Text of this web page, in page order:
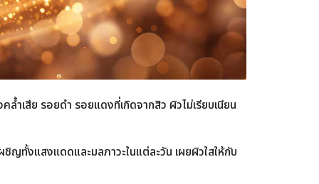
เสีย รอยดำ รอยแดงที่เกิดจากสิว ผิวไม่เรียบเนียน
งแสงแดดและมลภาวะในแต่ละวัน เผยผิวใสให้กับ